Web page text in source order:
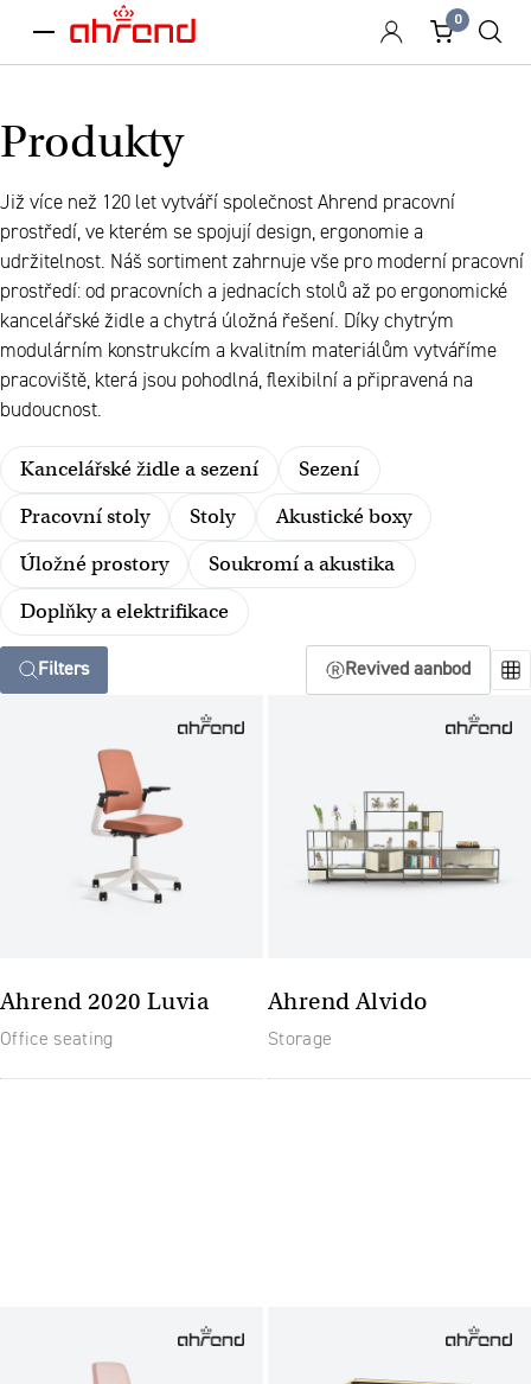
menu
0
Produkty
Již více než 120 let vytváří společnost Ahrend pracovní
prostředí, ve kterém se spojují design, ergonomie a
udržitelnost. Náš sortiment zahrnuje vše pro moderní pracovní
prostředí: od pracovních a jednacích stolů až po ergonomické
kancelářské židle a chytrá úložná řešení. Díky chytrým
modulárním konstrukcím a kvalitním materiálům vytváříme
pracoviště, která jsou pohodlná, flexibilní a připravená na
budoucnost.
Kancelářské židle a sezení
Sezení
Pracovní stoly
Stoly
Akustické boxy
Úložné prostory
Soukromí a akustika
Doplňky a elektrifikace
Filters Revived aanbod
Ahrend 2020 Luvia
Office seating
Ahrend Alvido
Storage